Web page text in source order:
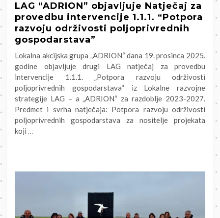
LAG “ADRION” objavljuje Natječaj za
provedbu intervencije 1.1.1. “Potpora
razvoju održivosti poljoprivrednih
gospodarstava”
Lokalna akcijska grupa „ADRION“ dana 19. prosinca 2025.
godine objavljuje drugi LAG natječaj za provedbu
intervencije 1.1.1. „Potpora razvoju održivosti
poljoprivrednih gospodarstava“ iz Lokalne razvojne
strategije LAG – a „ADRION“ za razdoblje 2023-2027.
Predmet i svrha natječaja: Potpora razvoju održivosti
poljoprivrednih gospodarstava za nositelje projekata
koji …